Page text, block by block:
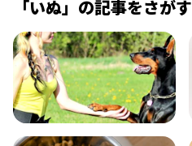
「いぬ」の記事をさがす
飼い方